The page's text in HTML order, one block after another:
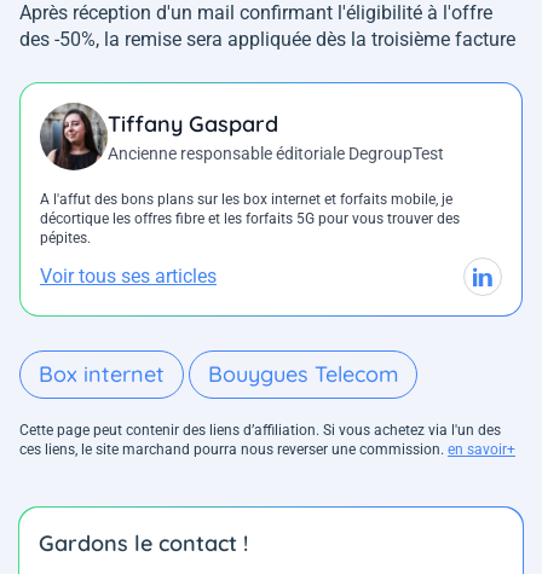
Après réception d'un mail confirmant l'éligibilité à l'offre
des -50%, la remise sera appliquée dès la troisième facture
Tiffany Gaspard
Ancienne responsable éditoriale DegroupTest
A l'affut des bons plans sur les box internet et forfaits mobile, je
décortique les offres fibre et les forfaits 5G pour vous trouver des
pépites.
Voir tous ses articles
Box internet Bouygues Telecom
Cette page peut contenir des liens d’affiliation. Si vous achetez via l'un des
ces liens, le site marchand pourra nous reverser une commission. en savoir+
Gardons le contact !